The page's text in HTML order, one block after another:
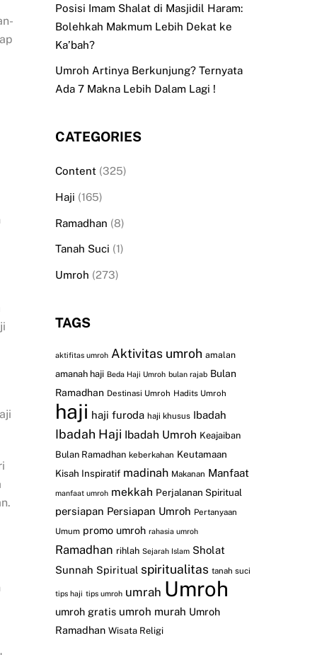
Posisi Imam Shalat di Masjidil Haram:
Bolehkah Makmum Lebih Dekat ke
Ka’bah?
Umroh Artinya Berkunjung? Ternyata
Ada 7 Makna Lebih Dalam Lagi !
CATEGORIES
Content(325)
Haji (165)
Ramadhan (8)
Tanah Suci (1)
Umroh (273)
TAGS
aktifitas umroh Aktivitas umroh amalan
amanah haji Beda Haji Umroh bulan rajab Bulan
Ramadhan Destinasi Umroh Hadits Umroh
haji haji furoda haji khusus Ibadah
Ibadah Haji Ibadah Umroh Keajaiban
Bulan Ramadhan keberkahan Keutamaan
Kisah Inspiratif madinah Makanan Manfaat
manfaat umroh mekkah Perjalanan Spiritual
persiapan Persiapan Umroh Pertanyaan
Umum promo umroh rahasia umroh
Ramadhan rihlah Sejarah Islam Sholat
Sunnah Spiritual spiritualitas tanah suci
tips haji tips umroh umrah Umroh
umroh gratis umroh murah Umroh
Ramadhan Wisata Religi